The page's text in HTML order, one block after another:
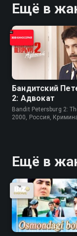
Ещё в
Бандитский
2: Адвокат
Bandit Petersburg 2:
2000, Россия,
Ещё в